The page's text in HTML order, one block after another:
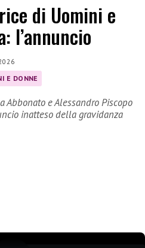
di Uomini e
l’annuncio
E DONNE
e Alessandro Piscopo
inatteso della gravidanza